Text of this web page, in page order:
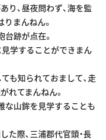
り、昼夜問わず、海を監
まんねん。
跡が点在。
見学することができまん
も知られておまして、走
れてまんねん。
な山鉾を見学することも
た際、三浦郡代官頭・長